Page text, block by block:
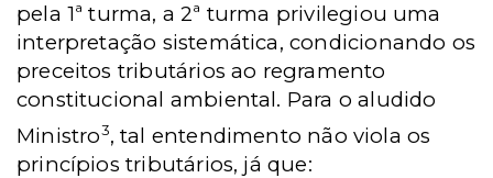
pela 1ª turma, a 2ª turma privilegiou uma
interpretação sistemática, condicionando os
preceitos tributários ao regramento
constitucional ambiental. Para o aludido
Ministro3, tal entendimento não viola os
princípios tributários, já que: